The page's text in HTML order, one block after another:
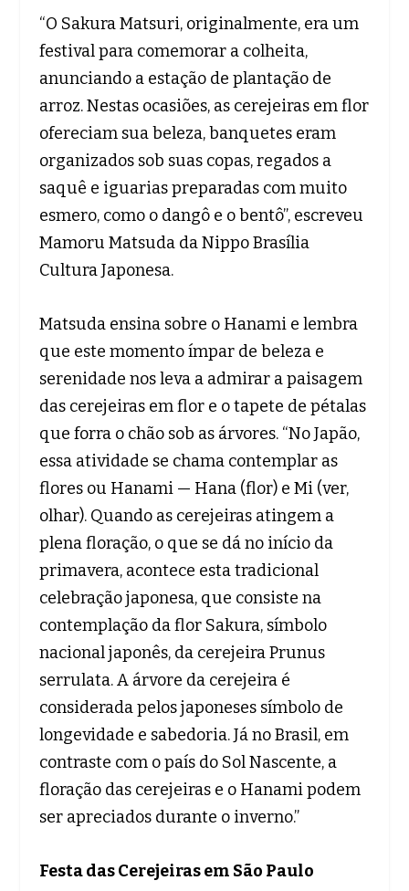
“O Sakura Matsuri, originalmente, era um
festival para comemorar a colheita,
anunciando a estação de plantação de
arroz. Nestas ocasiões, as cerejeiras em flor
ofereciam sua beleza, banquetes eram
organizados sob suas copas, regados a
saquê e iguarias preparadas com muito
esmero, como o dangô e o bentô”, escreveu
Mamoru Matsuda da Nippo Brasília
Cultura Japonesa.
Matsuda ensina sobre o Hanami e lembra
que este momento ímpar de beleza e
serenidade nos leva a admirar a paisagem
das cerejeiras em flor e o tapete de pétalas
que forra o chão sob as árvores. “No Japão,
essa atividade se chama contemplar as
flores ou Hanami — Hana (flor) e Mi (ver,
olhar). Quando as cerejeiras atingem a
plena floração, o que se dá no início da
primavera, acontece esta tradicional
celebração japonesa, que consiste na
contemplação da flor Sakura, símbolo
nacional japonês, da cerejeira Prunus
serrulata. A árvore da cerejeira é
considerada pelos japoneses símbolo de
longevidade e sabedoria. Já no Brasil, em
contraste com o país do Sol Nascente, a
floração das cerejeiras e o Hanami podem
ser apreciados durante o inverno.”
Festa das Cerejeiras em São Paulo